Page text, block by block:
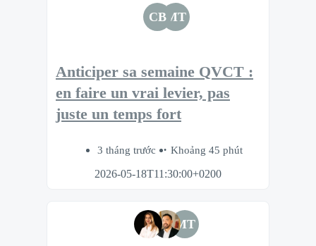
CBMT
Anticiper sa semaine QVCT :
en faire un vrai levier, pas
juste un temps fort
3 tháng trước
Khoảng 45 phút
2026-05-18T11:30:00+0200
MT